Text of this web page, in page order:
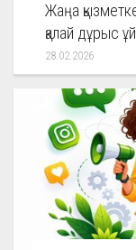
Жаңа
қалай дұрыс
28.02.2026